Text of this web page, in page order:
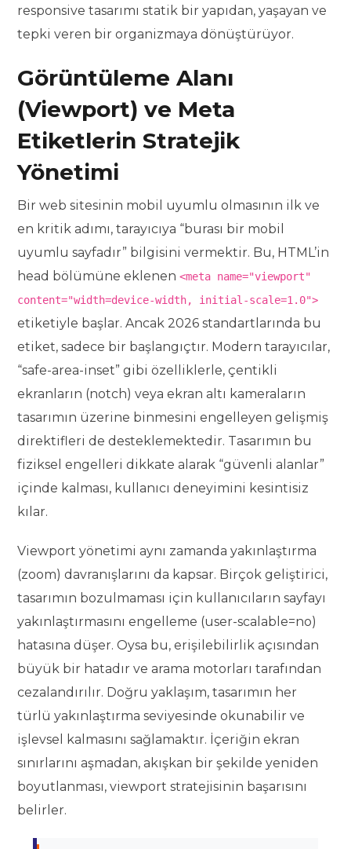
responsive tasarımı statik bir yapıdan, yaşayan ve
tepki veren bir organizmaya dönüştürüyor.
Görüntüleme Alanı
(Viewport) ve Meta
Etiketlerin Stratejik
Yönetimi
Bir web sitesinin mobil uyumlu olmasının ilk ve
en kritik adımı, tarayıcıya “burası bir mobil
uyumlu sayfadır” bilgisini vermektir. Bu, HTML’in
head bölümüne eklenen<meta name="viewport"
content="width=device-width, initial-scale=1.0">
etiketiyle başlar. Ancak 2026 standartlarında bu
etiket, sadece bir başlangıçtır. Modern tarayıcılar,
“safe-area-inset” gibi özelliklerle, çentikli
ekranların (notch) veya ekran altı kameraların
tasarımın üzerine binmesini engelleyen gelişmiş
direktifleri de desteklemektedir. Tasarımın bu
fiziksel engelleri dikkate alarak “güvenli alanlar”
içinde kalması, kullanıcı deneyimini kesintisiz
kılar.
Viewport yönetimi aynı zamanda yakınlaştırma
(zoom) davranışlarını da kapsar. Birçok geliştirici,
tasarımın bozulmaması için kullanıcıların sayfayı
yakınlaştırmasını engelleme (user-scalable=no)
hatasına düşer. Oysa bu, erişilebilirlik açısından
büyük bir hatadır ve arama motorları tarafından
cezalandırılır. Doğru yaklaşım, tasarımın her
türlü yakınlaştırma seviyesinde okunabilir ve
işlevsel kalmasını sağlamaktır. İçeriğin ekran
sınırlarını aşmadan, akışkan bir şekilde yeniden
boyutlanması, viewport stratejisinin başarısını
belirler.